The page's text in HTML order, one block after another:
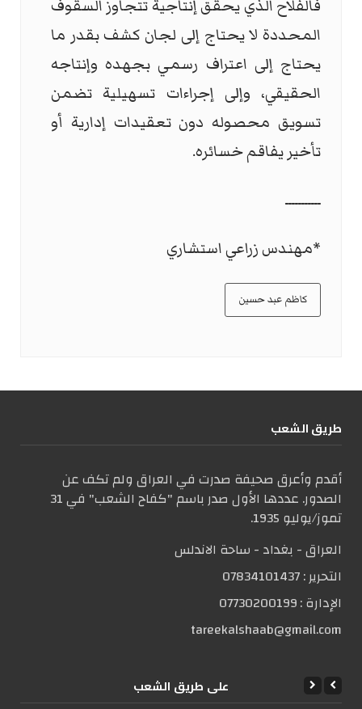
فالفلاح الذي يحقق إنتاجية تتجاوز السقوف
المحددة لا يحتاج إلى لجان كشف بقدر ما
يحتاج إلى اعتراف رسمي بجهده وإنتاجه
الحقيقي، وإلى إجراءات تسهيلية تضمن
تسويق محصوله دون تعقيدات إدارية أو
تأخير يفاقم خسائره.
ـــــــــــ
*مهندس زراعي استشاري
كاظم عبد حسين
طریق الشعب
أقدم وأعرق صحيفة صدرت في العراق ولم تكف عن
الصدور. عددها الأول صدر باسم "كفاح الشعب" في 31
تموز/يوليو 1935.
العراق - بغداد - ساحة الاندلس
التحریر :07834101437
الإدارة :07730200199
tareekalshaab@gmail.com
علی طریق الشعب